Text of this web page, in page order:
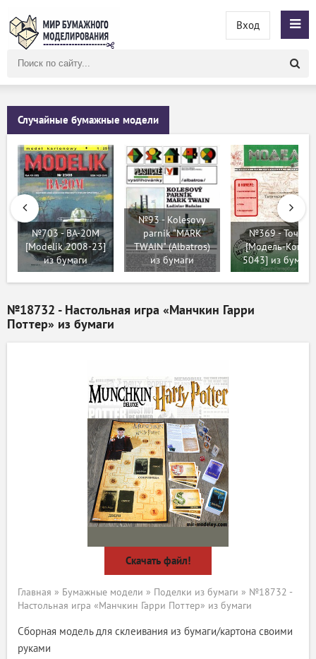
сайту
Вход
Случайные бумажные модели
№703 - BA-20M
[Modelik 2008-23]
из бумаги
№93 - Kolesovy
parnik "MARK
TWAIN" (Albatros)
из бумаги
№369 - Точка
[Модель-Копия
5043] из бумаги
№18732 - Настольная игра «Манчкин Гарри
Поттер» из бумаги
Скачать файл!
Главная » Бумажные модели » Поделки из бумаги » №18732 -
Настольная игра «Манчкин Гарри Поттер» из бумаги
Сборная модель для склеивания из бумаги/картона своими
руками